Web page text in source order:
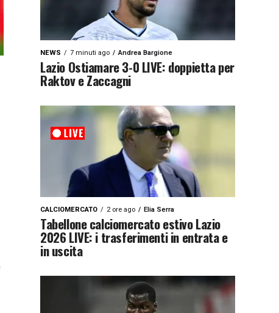
NEWS 7 minuti ago Andrea Bargione
Lazio Ostiamare 3-0 LIVE: doppietta per
Raktov e Zaccagni
CALCIOMERCATO 2 ore ago Elia Serra
Tabellone calciomercato estivo Lazio
2026 LIVE: i trasferimenti in entrata e
in uscita